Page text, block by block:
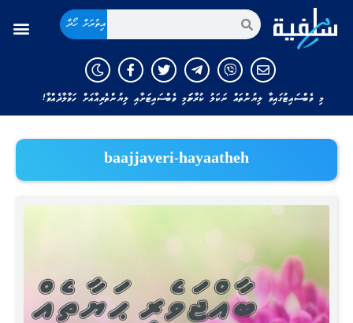
އިތުރަށް ހޯދާ
މި ވެބްސައިޓުގައިވާ ލިޔުންތައް ނަކަލު ކުރާނަމަ މި ވެބްސައިޓަށާއި ލިޔުންތެރިއާއަށް ހަވާލާދެއްވާ!
baajjaveri-hayaatheh